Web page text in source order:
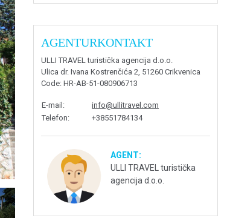
AGENTURKONTAKT
ULLI TRAVEL turistička agencija d.o.o.
Ulica dr. Ivana Kostrenčića 2, 51260 Crikvenica
Code: HR-AB-51-080906713
E-mail :
info@ullitravel.com
Telefon: +38551784134
AGENT:
ULLI TRAVEL turistička
agencija d.o.o.